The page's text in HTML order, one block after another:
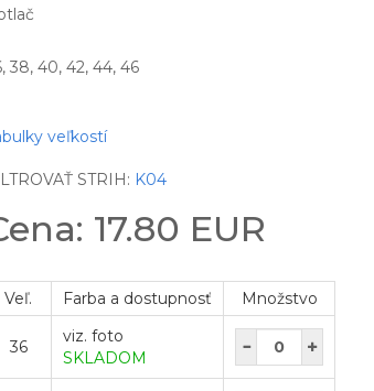
38, 40, 42, 44, 46
veľkostí
STRIH: K04
17.80 EUR
Veľ. Farba a dostupnosť Množstvo
36
viz. foto
SKLADOM